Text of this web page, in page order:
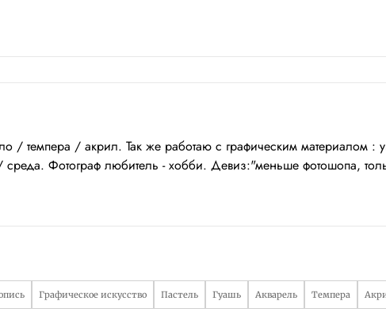
темпера / акрил. Так же работаю с графическим материалом :
Фотограф любитель - хобби. Девиз:"меньше фотошопа,
Графическое искусство Пастель Гуашь Акварель Темпера